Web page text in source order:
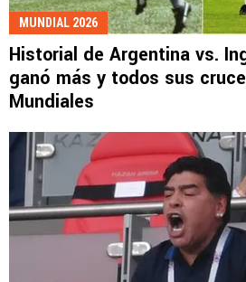
MUNDIAL 2026
Historial de Argentina vs.
ganó más y todos sus
Mundiales